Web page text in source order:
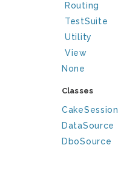
Routing
TestSuite
Utility
View
None
Classes
CakeSession
DataSource
DboSource